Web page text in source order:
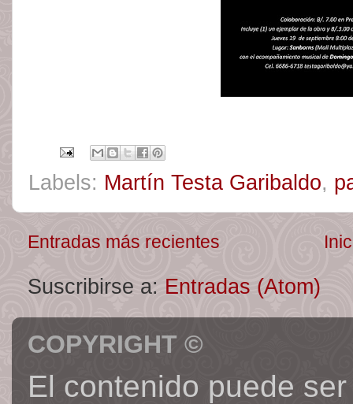
Labels: Martín Testa Garibaldo,
Entradas más recientes
Suscribirse a: Entradas (Atom)
COPYRIGHT ©
El contenido puede